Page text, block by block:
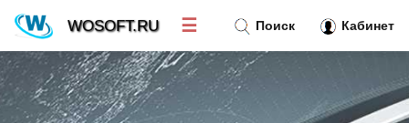
Поиск Кабинет
WOSOFT.RU ☰
Новости»